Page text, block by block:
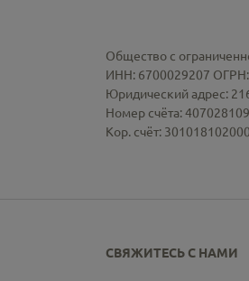
Общество с
ИНН: 6700029207 ОГРН:
Юридический адрес:
Номер счёта:
Кор. счёт:
СВЯЖИТЕСЬ С НАМИ